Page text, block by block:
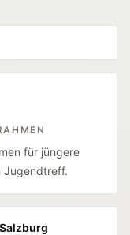
für jüngere
Jugendtreff.